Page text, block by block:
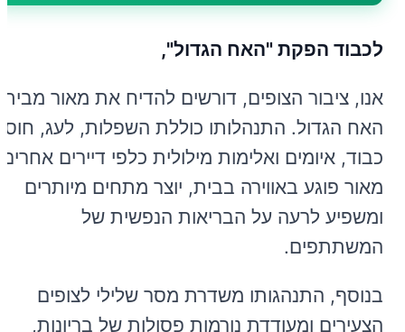
לכבוד הפקת "האח הגדול",
אנו, ציבור הצופים, דורשים להדיח את מאור מבית
האח הגדול. התנהלותו כוללת השפלות, לעג,
כבוד, איומים ואלימות מילולית כלפי דיירים
מאור פוגע באווירה בבית, יוצר מתחים מיותרים
ומשפיע לרעה על הבריאות הנפשית של
המשתתפים.
בנוסף, התנהגותו משדרת מסר שלילי לצופים
הצעירים ומעודדת נורמות פסולות של בריונות,